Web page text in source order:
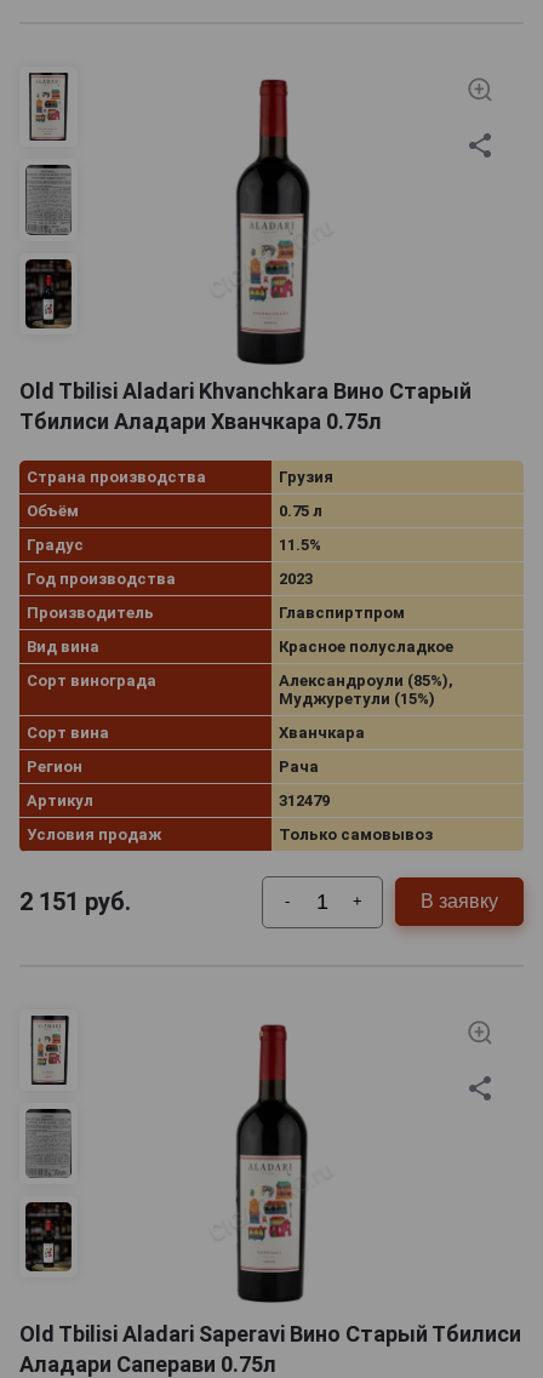
Old Tbilisi Aladari Khvanchkara Вино Старый
Тбилиси Аладари Хванчкара 0.75л
Страна производства
Грузия
Объём
0.75 л
Градус
11.5%
Год производства
2023
Производитель
Главспиртпром
Вид вина
Красное полусладкое
Сорт винограда
Александроули (85%),
Муджуретули (15%)
Сорт вина
Хванчкара
Регион
Рача
Артикул
312479
Условия продаж
Только самовывоз
2 151 руб. - + В заявку
Old Tbilisi Aladari Saperavi Вино Старый Тбилиси
Аладари Саперави 0.75л